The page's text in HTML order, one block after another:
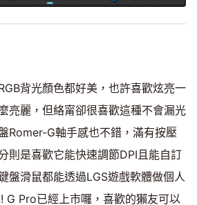
背光顏色都好美，也許喜歡炫亮一
亮麗，但絡甯卻很喜歡這種不會漏光
Romer-G軸手感也不錯，滿有按壓
則是喜歡它能快速調節DPI且能自訂
盤滑鼠都能透過LGS遊戲軟體做個人
G Pro已經上市囉，喜歡的獺友可以